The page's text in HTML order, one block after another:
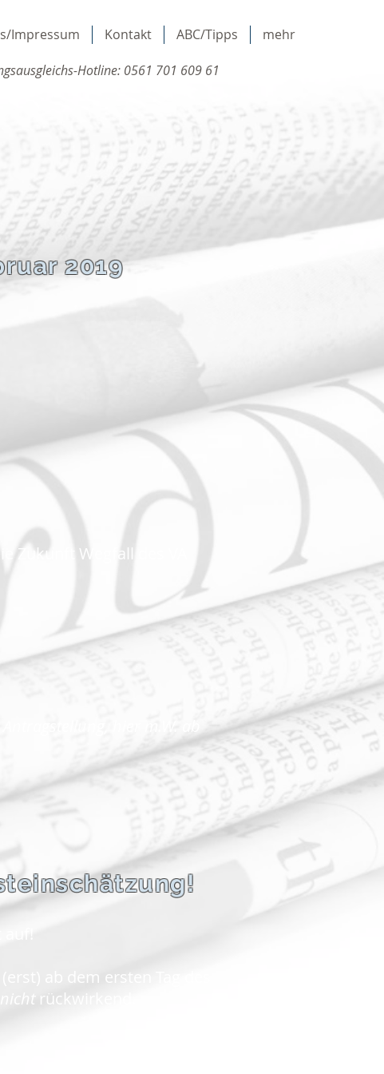
Hotline: 0561 701 609 61
Impressum Kontakt ABC/Tipps mehr
2019
Zukunft Wegfall des VA
hier m.W. ab
ab dem ersten Tag des
nichtrückwirkend.